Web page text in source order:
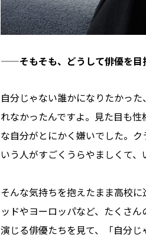
——そもそも、どうして俳優を目
自分じゃない誰かになりたかっ
れなかったんですよ。見た目も
な自分がとにかく嫌いでした。
いう人がすごくうらやましくて
そんな気持ちを抱えたまま高校
ッドやヨーロッパなど、たくさ
演じる俳優たちを見て、「自分